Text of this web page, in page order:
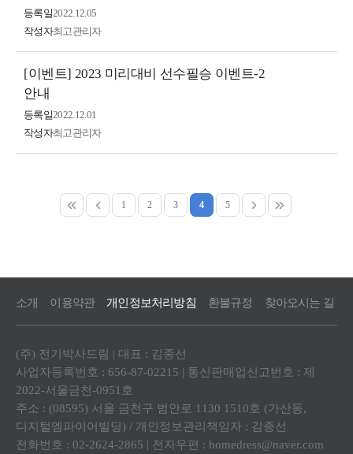
등록일2022.12.05
작성자최고관리자
[이벤트] 2023 미리대비 선수필승 이벤트-2
안내
등록일2022.12.01
작성자최고관리자
1 2 3 4 5
소개 이용약관 개인정보처리방침 환불규정 찾아오시는 길
(주) 전기박사드림 | 대표 : 김종선
사업자등록번호 : 656-87-02215 | 통신판매업신고번호 : 제
2022-서울금천-0951호
주소 : (08595) 서울 금천구 범안로 1130 1510호 (가산동,
디지털엠파이어빌딩) / 개인정보관리책임자 : 김종선
전화번호 : 02-2624-2865 | 전자우편 : homedress@naver.com